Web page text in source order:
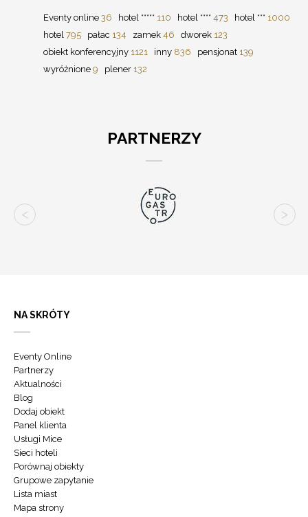
Eventy online 36 hotel ***** 110 hotel **** 473 hotel *** 1000
hotel 795 pałac 134 zamek 46 dworek 123
obiekt konferencyjny 1121 inny 836 pensjonat 139
wyróżnione 9 plener 132
PARTNERZY
NA SKRÓTY
Eventy Online
Partnerzy
Aktualności
Blog
Dodaj obiekt
Panel klienta
Usługi Mice
Sieci hoteli
Porównaj obiekty
Grupowe zapytanie
Lista miast
Mapa strony